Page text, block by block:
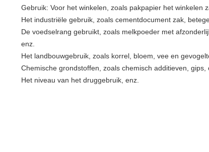
Gebruik: Voor het winkelen, zoals pakpapier het winkelen
Het industriële gebruik, zoals cementdocument zak,
De voedselrang gebruikt, zoals melkpoeder met
enz.
Het landbouwgebruik, zoals korrel, bloem, vee en
Chemische grondstoffen, zoals chemisch additieven, gips,
Het niveau van het druggebruik, enz.